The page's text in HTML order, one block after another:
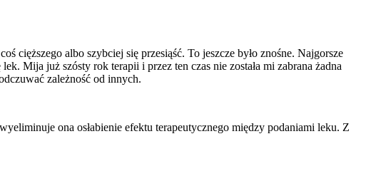
cięższego albo szybciej się przesiąść. To jeszcze było znośne. Najgorsze
Mija już szósty rok terapii i przez ten czas nie została mi zabrana żadna
zależność od innych.
ona osłabienie efektu terapeutycznego między podaniami leku. Z